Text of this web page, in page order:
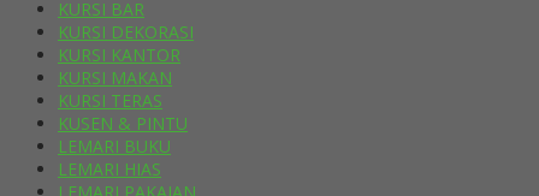
KURSI BAR
KURSI DEKORASI
KURSI KANTOR
KURSI MAKAN
KURSI TERAS
KUSEN & PINTU
LEMARI BUKU
LEMARI HIAS